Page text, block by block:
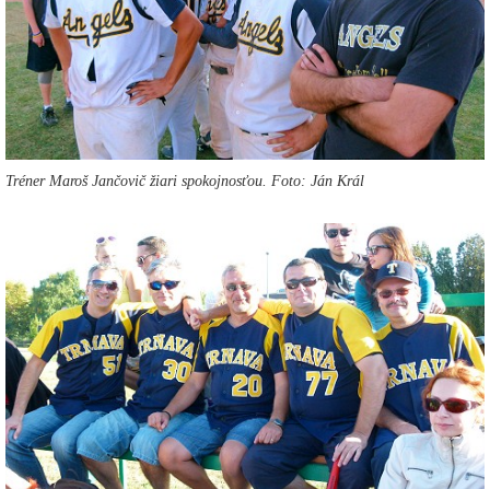
Tréner Maroš Jančovič žiari spokojnosťou. Foto: Ján Král